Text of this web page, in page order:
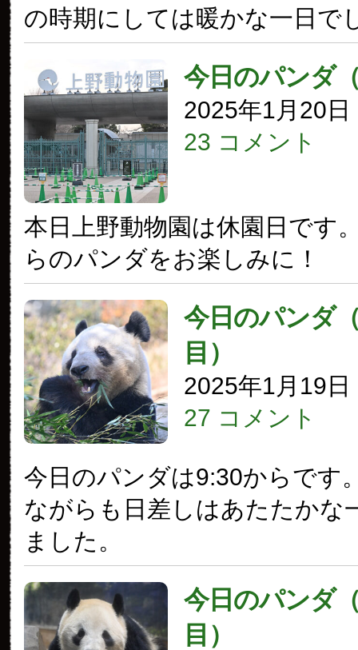
の時期にしては暖かな一日で
今日のパンダ
2025年1月20日
23 コメント
本日上野動物園は休園日です
らのパンダをお楽しみに！
今日のパンダ
目）
2025年1月19日
27 コメント
今日のパンダは9:30からです
ながらも日差しはあたたかな
ました。
今日のパンダ
目）